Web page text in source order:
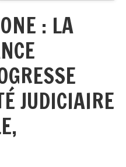
: LA
JUDICIAIRE